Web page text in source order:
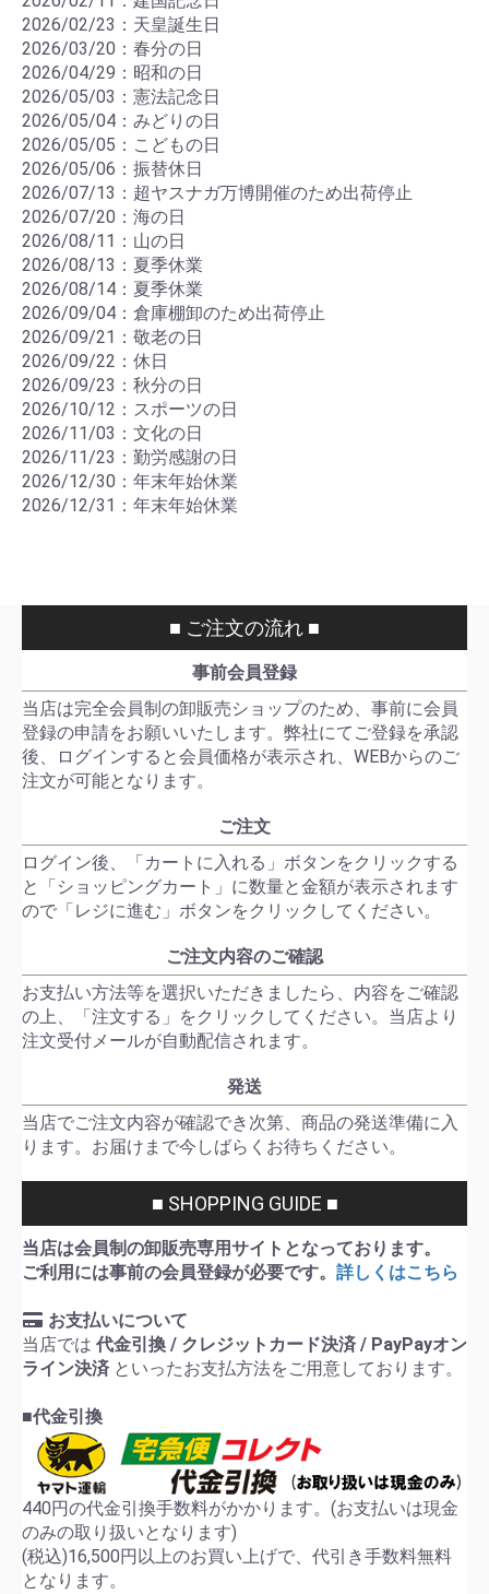
2026/02/23：天皇誕生日
2026/03/20：春分の日
2026/04/29：昭和の日
2026/05/03：憲法記念日
2026/05/04：みどりの日
2026/05/05：こどもの日
2026/05/06：振替休日
2026/07/13：超ヤスナガ万博開催のため出荷停止
2026/07/20：海の日
2026/08/11：山の日
2026/08/13：夏季休業
2026/08/14：夏季休業
2026/09/04：倉庫棚卸のため出荷停止
2026/09/21：敬老の日
2026/09/22：休日
2026/09/23：秋分の日
2026/10/12：スポーツの日
2026/11/03：文化の日
2026/11/23：勤労感謝の日
2026/12/30：年末年始休業
2026/12/31：年末年始休業
■ ご注文の流れ ■
事前会員登録
当店は完全会員制の卸販売ショップのため、事前に会員
登録の申請をお願いいたします。弊社にてご登録を承認
後、ログインすると会員価格が表示され、WEBからのご
注文が可能となります。
ご注文
ログイン後、「カートに入れる」ボタンをクリックする
と「ショッピングカート」に数量と金額が表示されます
ので「レジに進む」ボタンをクリックしてください。
ご注文内容のご確認
お支払い方法等を選択いただきましたら、内容をご確認
の上、「注文する」をクリックしてください。当店より
注文受付メールが自動配信されます。
発送
当店でご注文内容が確認でき次第、商品の発送準備に入
ります。お届けまで今しばらくお待ちください。
■ SHOPPING GUIDE ■
当店は会員制の卸販売専用サイトとなっております。
ご利用には事前の会員登録が必要です。 詳しくはこちら
お支払いについて
当店では 代金引換 / クレジットカード決済 / PayPayオン
ライン決済 といったお支払方法をご用意しております。
■代金引換
440円の代金引換手数料がかかります。(お支払いは現金
のみの取り扱いとなります)
(税込)16,500円以上のお買い上げで、代引き手数料無料
となります。